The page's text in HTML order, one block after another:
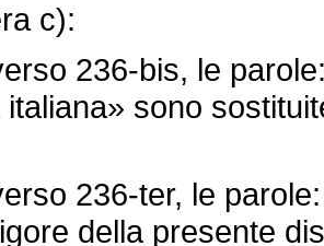
c):
236-bis, le
italiana» sono
236-ter, le parole:
della presente